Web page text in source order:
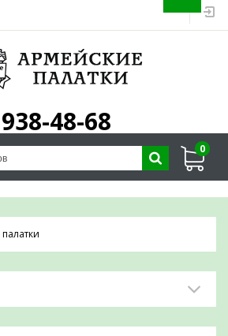
48-68
0
ФОРМУ И
ПОД ВАШИ
на почту и
по любым вопросам